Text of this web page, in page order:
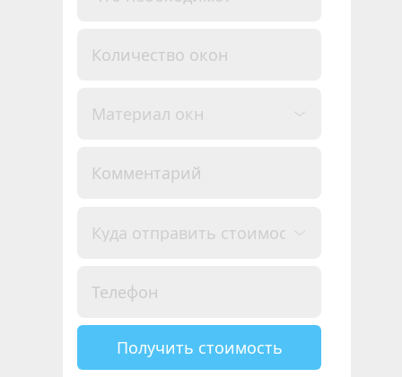
Получить стоимость